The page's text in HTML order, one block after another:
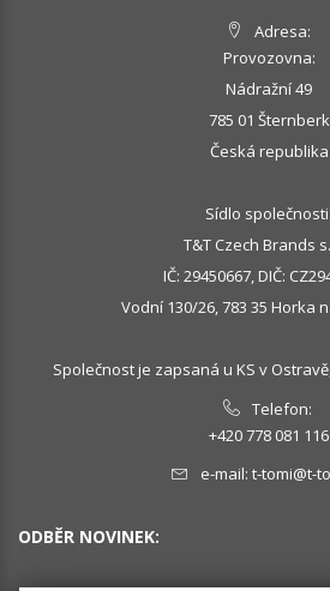
Adresa:
Provozovna:
Nádražní 49
785 01 Šternberk
Česká republika
Sídlo společnosti:
T&T Czech Brands
IČ: 29450667, DIČ:
Vodní 130/26, 783 35 Horka
Společnost je zapsaná u KS v
Telefon:
+420 778 081 116
e-mail: t-tomi@t-
ODBĚR NOVINEK: